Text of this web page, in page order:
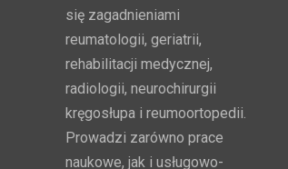
się zagadnieniami
reumatologii, geriatrii,
rehabilitacji medycznej,
radiologii, neurochirurgii
kręgosłupa i reumoortopedii.
Prowadzi zarówno prace
naukowe, jak i usługowo-